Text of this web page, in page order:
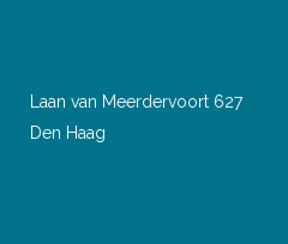
Laan van Meerdervoort 627
Den Haag